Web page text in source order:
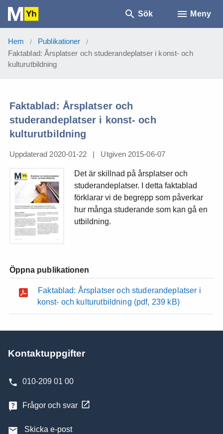
Sök Meny
Hem / Publikationer /
Faktablad: Årsplatser och studerandeplatser i konst- och
kulturutbildning
Faktablad: Årsplatser och
studerandeplatser i konst- och
kulturutbildning
Uppdaterad 2020-01-22 | Utgiven 2015-06-07
Det är skillnad på årsplatser och
studerandeplatser. I detta faktablad
förklarar vi de begrepp som påverkar
hur många studerande som kan gå en
utbildning.
Öppna publikationen
Faktablad: Årsplatser och studerandeplatser i
konst- och kulturutbildning (pdf, 239 kB)
Kontaktuppgifter
010-209 01 00
Frågor och svar
Skicka e-post